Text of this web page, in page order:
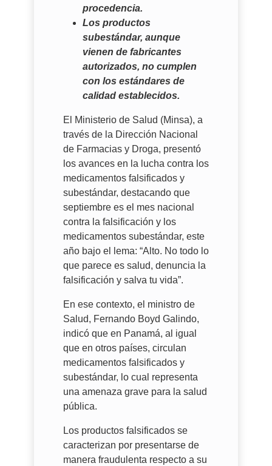
procedencia.
Los productos
subestándar, aunque
vienen de fabricantes
autorizados, no cumplen
con los estándares de
calidad establecidos.
El Ministerio de Salud (Minsa), a
través de la Dirección Nacional
de Farmacias y Droga, presentó
los avances en la lucha contra los
medicamentos falsificados y
subestándar, destacando que
septiembre es el mes nacional
contra la falsificación y los
medicamentos subestándar, este
año bajo el lema: “Alto. No todo lo
que parece es salud, denuncia la
falsificación y salva tu vida”.
En ese contexto, el ministro de
Salud, Fernando Boyd Galindo,
indicó que en Panamá, al igual
que en otros países, circulan
medicamentos falsificados y
subestándar, lo cual representa
una amenaza grave para la salud
pública.
Los productos falsificados se
caracterizan por presentarse de
manera fraudulenta respecto a su